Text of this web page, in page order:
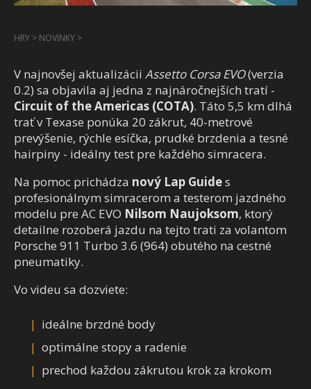
HRY > NOVINKY >
V najnovšej aktualizácii Assetto Corsa EVO(verzia
0.2) sa objavila aj jedna z najnáročnejších tratí -
Circuit of the Americas (COTA). Táto 5,5 km dlhá
trať v Texase ponúka 20 zákrut, 40-metrové
prevýšenie, rýchle esíčka, prudké brzdenia a tesné
hairpiny - ideálny test pre každého simracera.
Na pomoc prichádza nový Lap Guides
profesionálnym simracerom a testerom jazdného
modelu pre AC EVO Nilsom Naujoksom, ktorý
detailne rozoberá jazdu na tejto trati za volantom
Porsche 911 Turbo 3.6 (964) obutého na cestné
pneumatiky.
Vo videu sa dozviete:
ideálne brzdné body
optimálne stopy a radenie
prechod každou zákrutou krok za krokom